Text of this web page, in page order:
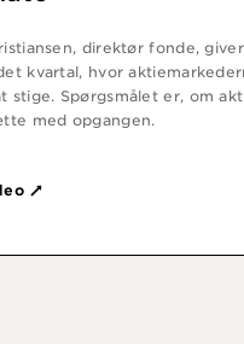
direktør fonde,
kvartal, hvor
stige. Spørgsmålet er, om
med opgangen.